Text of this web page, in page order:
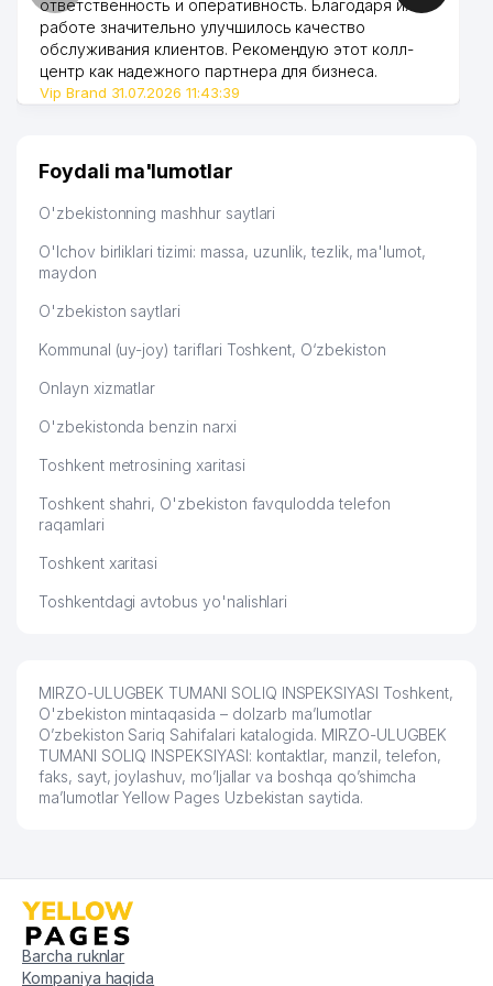
46 VIRTUS AVTO SERVIS MChJ
47 MED PROLINE MChJ
EDGART BEST SHOES OILAVIY
50 JAXONGIR PLUS SERVIS MChJ 538 м
KOLLEJI
52 POINT OF SALE SYSTEMS MChJ
53 GREEN PENGUIN MChJ
54 X. ABDULLAEV MAHALLA QO'MITASI
IXLAS-TNA MChJ
56 GEOXIZMAT XUSUSIY KORXONASI
57 VICTORIYA SW MChJ
58 SARJAS MChJ
60 DOKTOR-ANIMAL MChJ
61 FINANCIAL ANALYSIS MChJ 605 м
QURILISH BOSHQARMASI №33
KORXONASI
64 GIDROGEOTEXNIKA MChJ
NIKA FARM SERVIS MChJ
ответственность и оперативность. Благодаря их
работе значительно улучшилось качество
обслуживания клиентов. Рекомендую этот колл-
центр как надежного партнера для бизнеса.
Vip Brand 31.07.2026 11:43:39
Foydali ma'lumotlar
O'zbekistonning mashhur saytlari
O'lchov birliklari tizimi: massa, uzunlik, tezlik, ma'lumot,
maydon
O'zbekiston saytlari
Kommunal (uy-joy) tariflari Toshkent, O‘zbekiston
Onlayn xizmatlar
O'zbekistonda benzin narxi
Toshkent metrosining xaritasi
Toshkent shahri, O'zbekiston favqulodda telefon
raqamlari
Toshkent xaritasi
Toshkentdagi avtobus yo'nalishlari
MIRZO-ULUGBEK TUMANI SOLIQ INSPEKSIYASI Toshkent,
O'zbekiston mintaqasida – dolzarb ma’lumotlar
O’zbekiston Sariq Sahifalari katalogida. MIRZO-ULUGBEK
TUMANI SOLIQ INSPEKSIYASI: kontaktlar, manzil, telefon,
faks, sayt, joylashuv, mo’ljallar va boshqa qo’shimcha
ma’lumotlar Yellow Pages Uzbekistan saytida.
Barcha ruknlar
Kompaniya haqida